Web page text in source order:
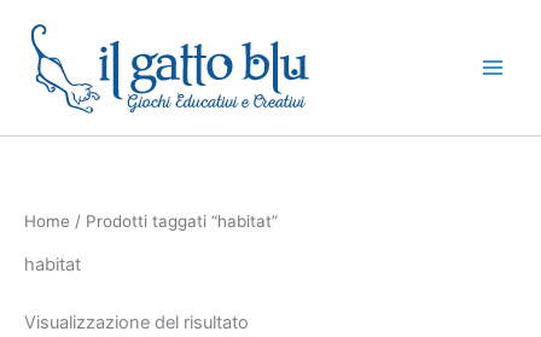
contenuto
Home / Prodotti taggati “habitat”
habitat
Visualizzazione del risultato